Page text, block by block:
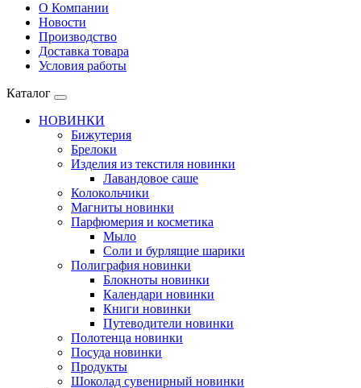
О Компании
Новости
Производство
Доставка товара
Условия работы
Каталог
НОВИНКИ
Бижутерия
Брелоки
Изделия из текстиля новинки
Лавандовое саше
Колокольчики
Магниты новинки
Парфюмерия и косметика
Мыло
Соли и бурлящие шарики
Полиграфия новинки
Блокноты новинки
Календари новинки
Книги новинки
Путеводители новинки
Полотенца новинки
Посуда новинки
Продукты
Шоколад сувенирный новинки